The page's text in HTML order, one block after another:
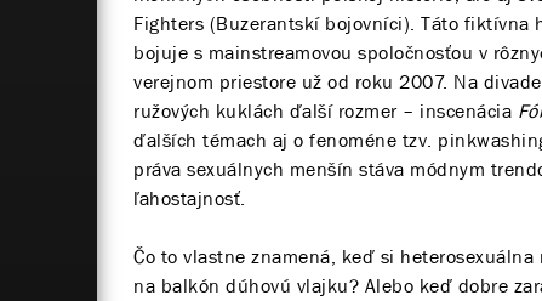
Fighters (Buzerantskí bojovníci). Táto fiktívna
bojuje s mainstreamovou spoločnosťou v
verejnom priestore už od roku 2007. Na
ružových kuklách ďalší rozmer – inscenácia
ďalších témach aj o fenoméne tzv.
práva sexuálnych menšín stáva módnym
ľahostajnosť.
Čo to vlastne znamená, keď si
na balkón dúhovú vlajku? Alebo keď dobre